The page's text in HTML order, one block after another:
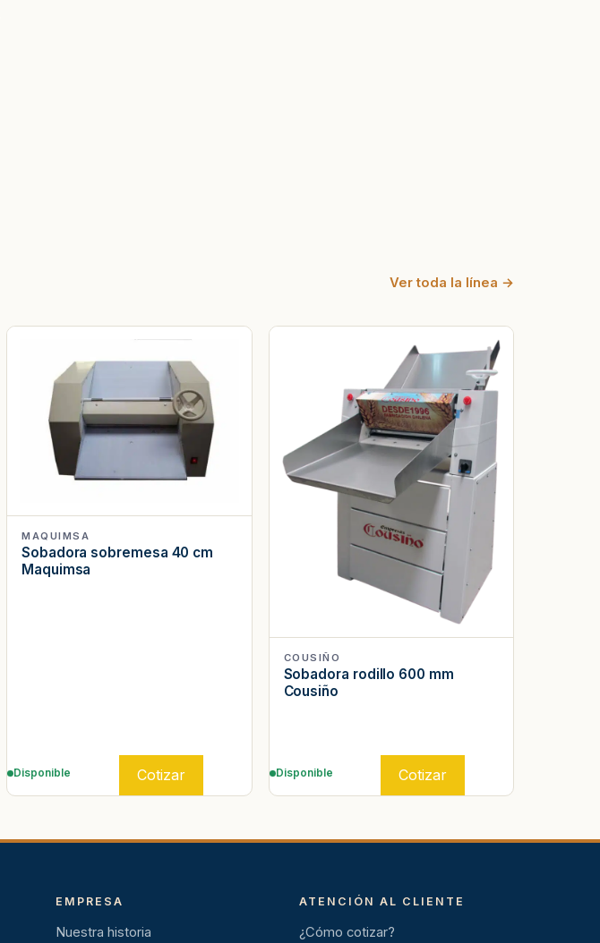
Ver toda la línea →
MAQUIMSA
Sobadora sobremesa 40 cm
Maquimsa
Disponible Cotizar
COUSIÑO
Sobadora rodillo 600 mm
Cousiño
Disponible Cotizar
EMPRESA
Nuestra historia
ATENCIÓN AL CLIENTE
¿Cómo cotizar?